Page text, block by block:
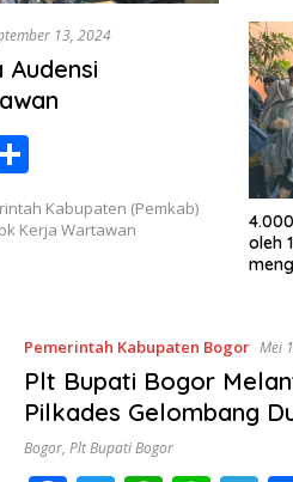
13, 2024
h
arKabupaten (Pemkab)
Kerja Wartawan
oleh
Pemerintah Kabupaten Bogor Mei
Plt Bupati Bogor
Pilkades Gelombang
Bogor, Plt Bupati Bogor